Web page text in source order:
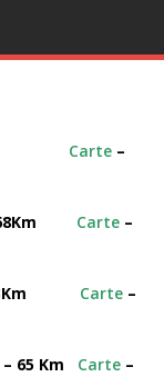
Carte –
68Km Carte –
63Km Carte –
65 Km Carte –